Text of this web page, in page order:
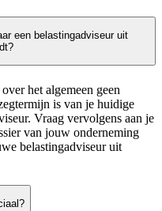
een belastingadviseur uit
het algemeen geen
is van je huidige
Vraag vervolgens aan je
van jouw onderneming
belastingadviseur uit